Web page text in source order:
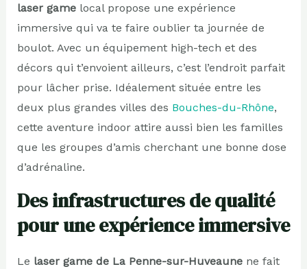
laser gamelocal propose une expérience
immersive qui va te faire oublier ta journée de
boulot. Avec un équipement high-tech et des
décors qui t’envoient ailleurs, c’est l’endroit parfait
pour lâcher prise. Idéalement située entre les
deux plus grandes villes des Bouches-du-Rhône,
cette aventure indoor attire aussi bien les familles
que les groupes d’amis cherchant une bonne dose
d’adrénaline.
Des infrastructures de qualité
pour une expérience immersive
Le laser game de La Penne-sur-Huveaunene fait